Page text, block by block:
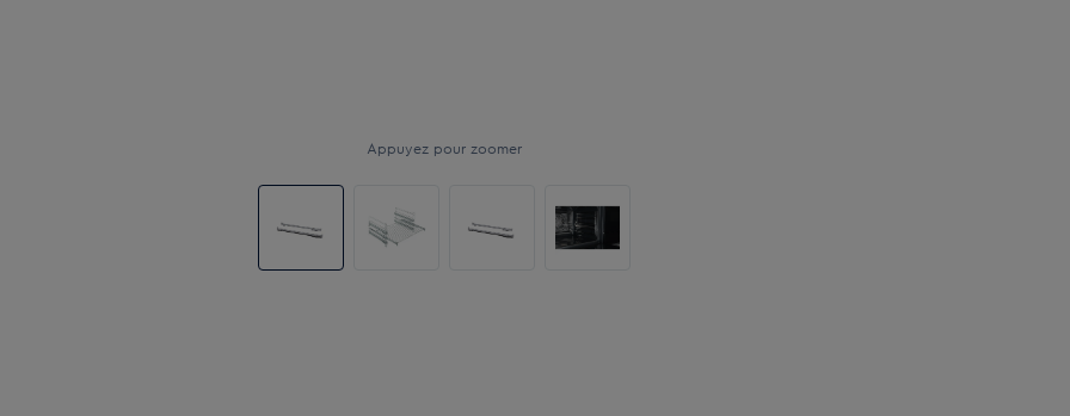
Appuyez pour zoomer